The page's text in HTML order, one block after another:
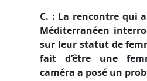
C. : La rencontre qui
Méditerranéen
sur leur statut de
fait d’être une
caméra a posé un